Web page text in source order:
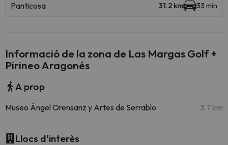
Panticosa 31.2 km 33 min
Informació de la zona de Las Margas Golf +
Pirineo Aragonés
A prop
Museo Ángel Orensanz y Artes de Serrablo 3.7 km
Llocs d'interès